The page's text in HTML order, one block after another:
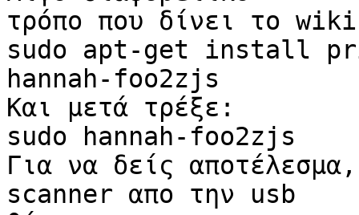
τρόπο που δίνει το
sudo apt-get install
hannah-foo2zjs
Και μετά τρέξε:
sudo hannah-foo2zjs
Για να δείς
scanner απο την usb